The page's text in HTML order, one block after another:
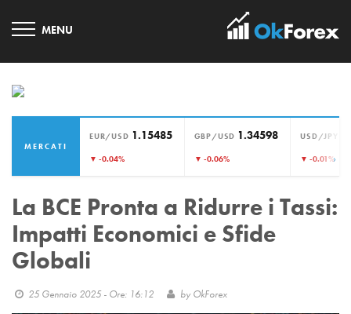
MERCATI
EUR/USD 1.15485
▼ -0.04%
GBP/USD 1.34598
▼ -0.06%
USD/JPY
▼ -0.01%›
La BCE Pronta a Ridurre i Tassi:
Impatti Economici e Sfide
Globali
25 Gennaio 2025 - Ore: 16:12 by OkForex